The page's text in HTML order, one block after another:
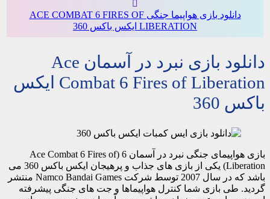
دانلود بازی هواپیما جنگی ACE COMBAT 6 FIRES OF
LIBERATION ایکس باکس 360
دانلود بازی نبرد در آسمان Ace
Combat 6 Fires of Liberation ایکس
باکس 360
بازی هواپیمای جنگی نبرد در آسمان 6 (Ace Combat 6 Fires of
Liberation) یکی از بازی های جذاب و پرهیجان ایکس باکس 360 می
باشد که در سال 2007 توسط شرکت Namco Bandai Games منتشر
گردید. طی بازی شما کنترل هواپیماها و جت های جنگی پیشرفته